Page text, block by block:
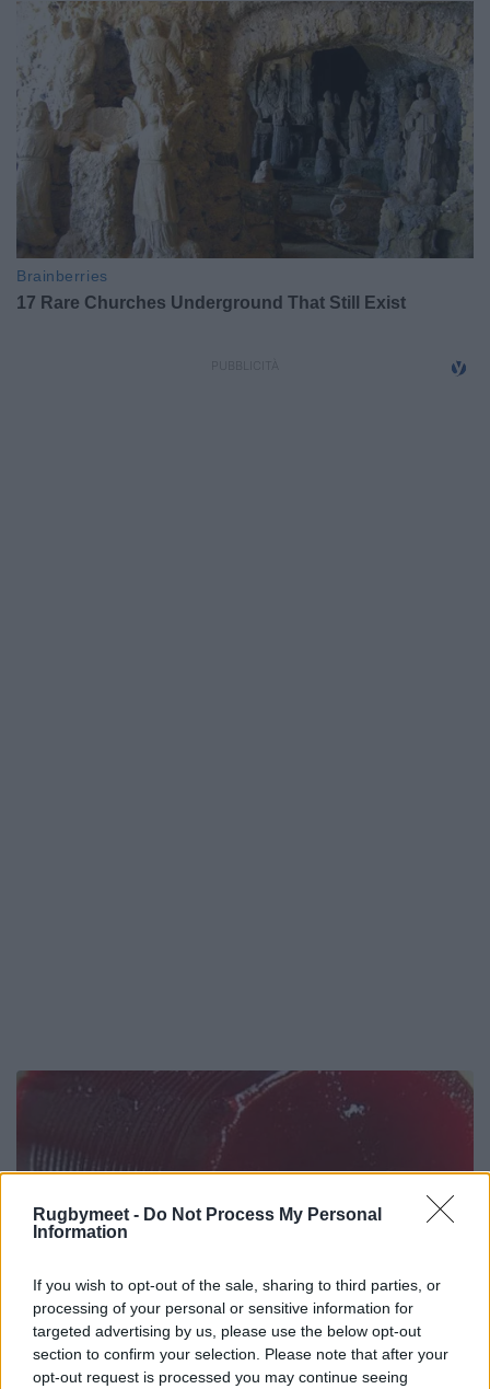
Rugbymeet - Do Not Process My Personal
Information
If you wish to opt-out of the sale, sharing to third parties, or
processing of your personal or sensitive information for
targeted advertising by us, please use the below opt-out
section to confirm your selection. Please note that after your
opt-out request is processed you may continue seeing